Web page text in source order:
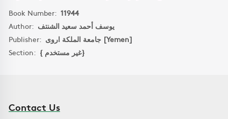
Book Number: 11944
Author: يوسف أحمد سعيد الشنتف
Publisher:
جامعة الملكة اروى [Yemen]
Section:
{ غير مستخدم}
Contact Us